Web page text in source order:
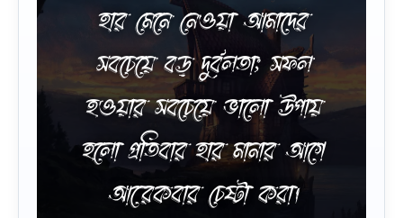
হার মেনে নেওয়া আমাদের
সবচেয়ে বড় দুর্বলতা; সফল
হওয়ার সবচেয়ে ভালো উপায়
হলো প্রতিবার হার মানার আগে
আরেকবার চেষ্টা করা।